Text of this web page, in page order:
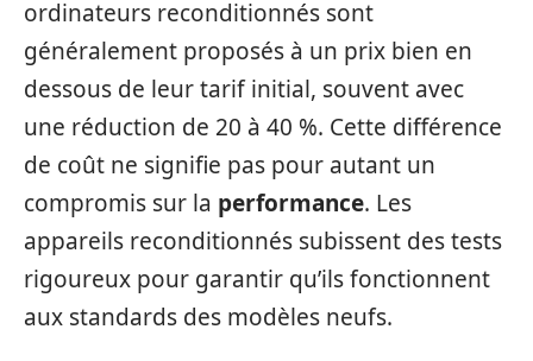
ordinateurs reconditionnés sont
généralement proposés à un prix bien en
dessous de leur tarif initial, souvent avec
une réduction de 20 à 40 %. Cette différence
de coût ne signifie pas pour autant un
compromis sur la performance. Les
appareils reconditionnés subissent des tests
rigoureux pour garantir qu’ils fonctionnent
aux standards des modèles neufs.